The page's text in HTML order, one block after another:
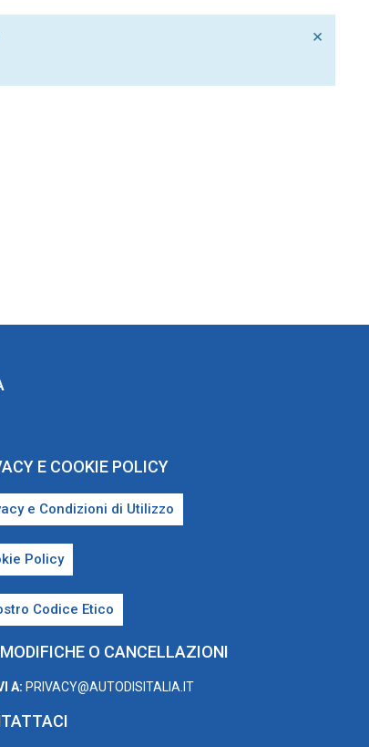
×
E COOKIE POLICY
e Condizioni di Utilizzo
Policy
Codice Etico
O CANCELLAZIONI
A: PRIVACY@AUTODISITALIA.IT